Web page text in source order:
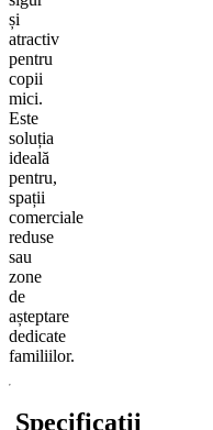
și
atractiv
pentru
copii
mici.
Este
soluția
ideală
pentru,
spații
comerciale
reduse
sau
zone
de
așteptare
dedicate
familiilor.
Specificații